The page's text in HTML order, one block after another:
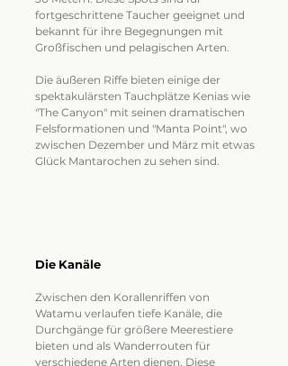
fortgeschrittene Taucher geeignet und
bekannt für ihre Begegnungen mit
Großfischen und pelagischen Arten.
Die äußeren Riffe bieten einige der
spektakulärsten Tauchplätze Kenias wie
"The Canyon" mit seinen dramatischen
Felsformationen und "Manta Point", wo
zwischen Dezember und März mit etwas
Glück Mantarochen zu sehen sind.
Die Kanäle
Zwischen den Korallenriffen von
Watamu verlaufen tiefe Kanäle, die
Durchgänge für größere Meerestiere
bieten und als Wanderrouten für
verschiedene Arten dienen. Diese